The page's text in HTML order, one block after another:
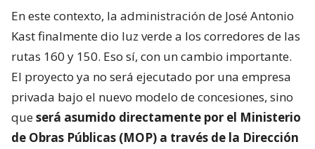
En este contexto, la administración de José Antonio
Kast finalmente dio luz verde a los corredores de las
rutas 160 y 150. Eso sí, con un cambio importante.
El proyecto ya no será ejecutado por una empresa
privada bajo el nuevo modelo de concesiones, sino
queserá asumido directamente por el Ministerio
de Obras Públicas (MOP) a través de la Dirección